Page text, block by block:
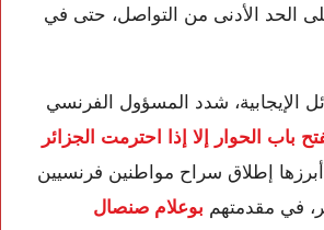
الحد الأدنى من التواصل، حتى في
الإيجابية، شدد المسؤول الفرنسي
باب الحوار إلا إذا احترمت الجزائر
أبرزها إطلاق سراح مواطنين فرنسيين
في مقدمتهم بوعلام صنصال